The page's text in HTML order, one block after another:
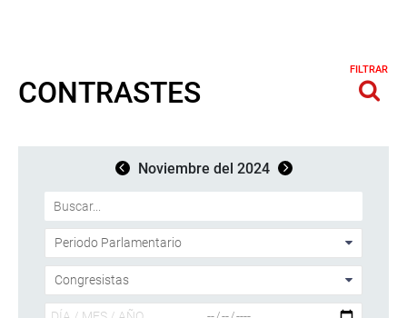
CONTRASTES
FILTRAR
Noviembre del 2024